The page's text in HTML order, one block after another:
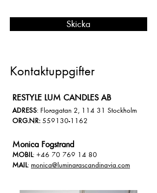
Skicka
Kontaktuppgifter
RESTYLE LUM CANDLES AB
ADRESS: Floragatan 2, 114 31 Stockholm
ORG.NR: 559130-1162
Monica Fogstrand
MOBIL: +46 70 769 14 80
MAIL: monica@luminarascandinavia.com